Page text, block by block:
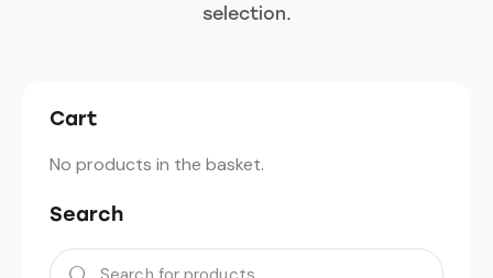
selection.
Cart
No products in the basket.
Search